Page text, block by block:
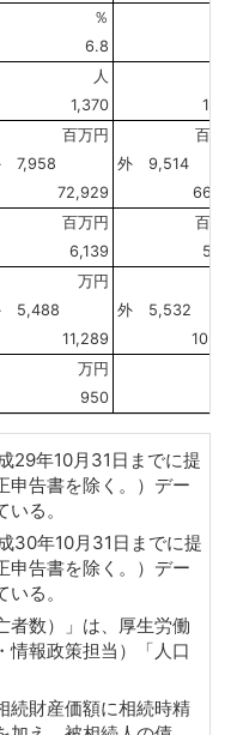
％
6.8
人
1,370
百万円
百万
7,958
外 9,514
72,929
百万円
百万
6,139
万円
5,488
外 5,532
11,289
万円
950
29年10月31日までに提
申告書を除く。）デー
る。
30年10月31日までに提
申告書を除く。）デー
る。
者数）」は、厚生労働
情報政策担当）「人口
続財産価額に相続時精